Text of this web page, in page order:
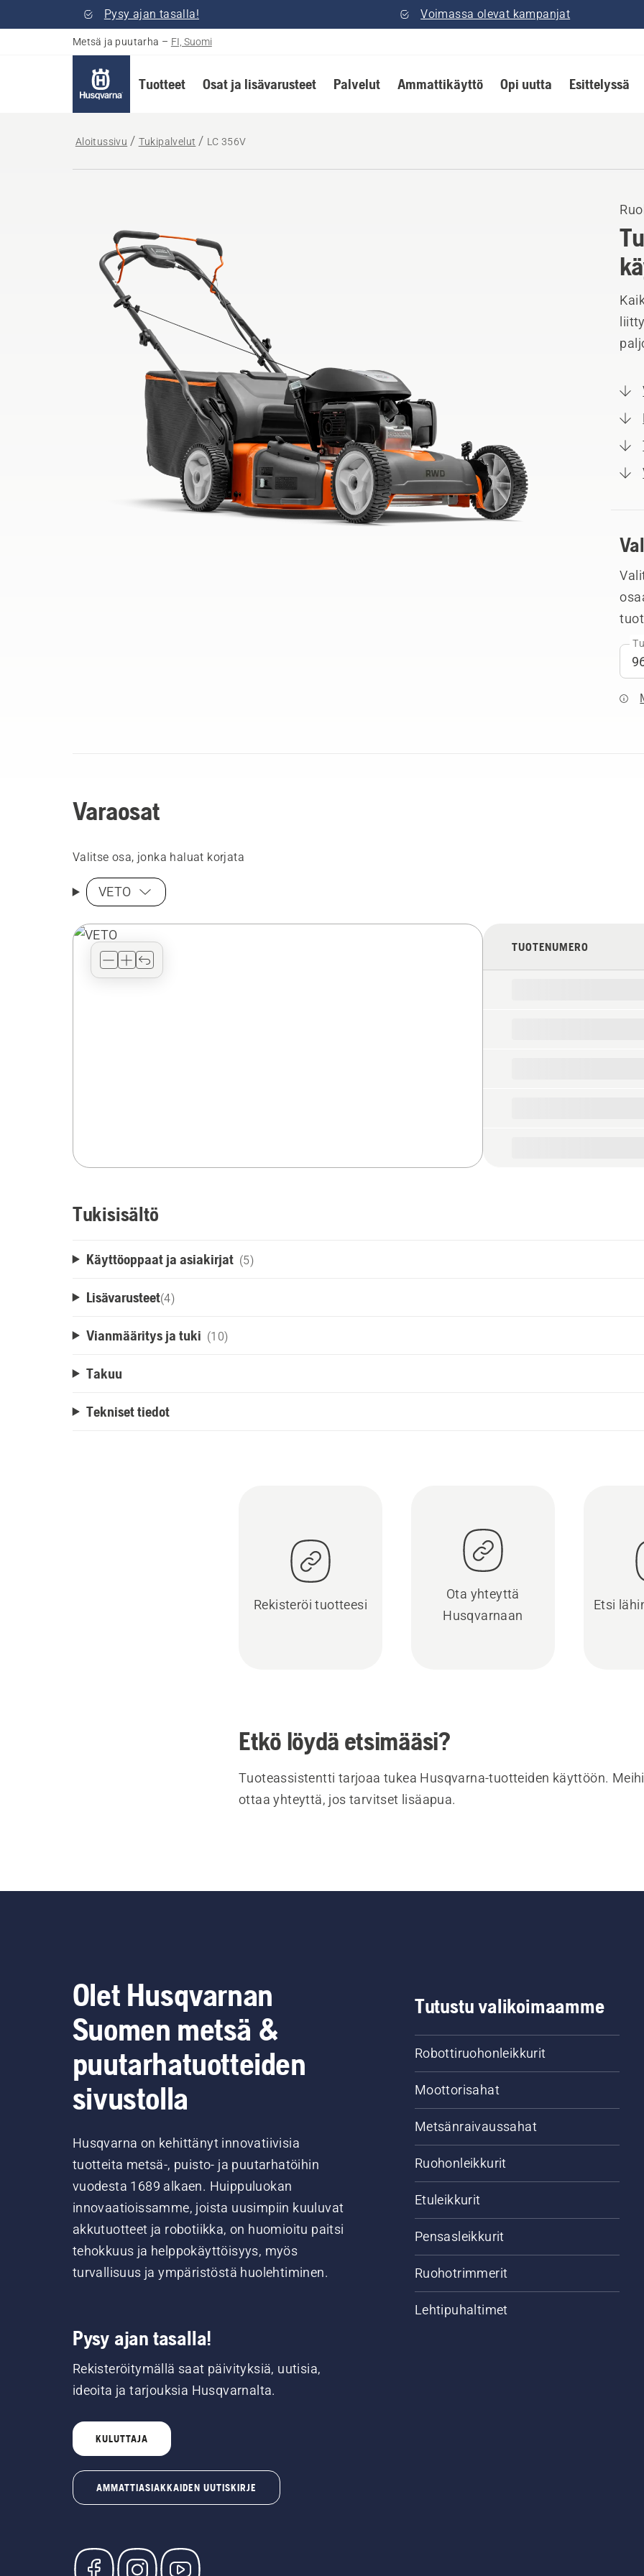
Pysy ajan tasalla! Voimassa olevat kampanjat
Metsä ja puutarha – FI, Suomi
Tuotteet Osat ja lisävarusteet Palvelut Ammattikäyttö Opi uutta Esittelyssä
Aloitussivu Tukipalvelut LC 356V
Varaosat
Valitse osa, jonka haluat korjata
VETO
TUOTENUMERO
Tukisisältö
Käyttöoppaat ja asiakirjat (5)
Lisävarusteet(4)
Vianmääritys ja tuki (10)
Takuu
Tekniset tiedot
Rekisteröi tuotteesi
Ota yhteyttä
Husqvarnaan
Etsi
Etkö löydä etsimääsi?
Tuoteassistentti tarjoaa tukea Husqvarna-tuotteiden käyttöön.
ottaa yhteyttä, jos tarvitset lisäapua.
Olet Husqvarnan
Suomen metsä &
puutarhatuotteiden
sivustolla
Husqvarna on kehittänyt innovatiivisia
tuotteita metsä-, puisto- ja puutarhatöihin
vuodesta 1689 alkaen. Huippuluokan
innovaatioissamme, joista uusimpiin kuuluvat
akkutuotteet ja robotiikka, on huomioitu paitsi
tehokkuus ja helppokäyttöisyys, myös
turvallisuus ja ympäristöstä huolehtiminen.
Pysy ajan tasalla!
Rekisteröitymällä saat päivityksiä, uutisia,
ideoita ja tarjouksia Husqvarnalta.
KULUTTAJA
AMMATTIASIAKKAIDEN UUTISKIRJE
Tutustu valikoimaamme
Robottiruohonleikkurit
Moottorisahat
Metsänraivaussahat
Ruohonleikkurit
Etuleikkurit
Pensasleikkurit
Ruohotrimmerit
Lehtipuhaltimet